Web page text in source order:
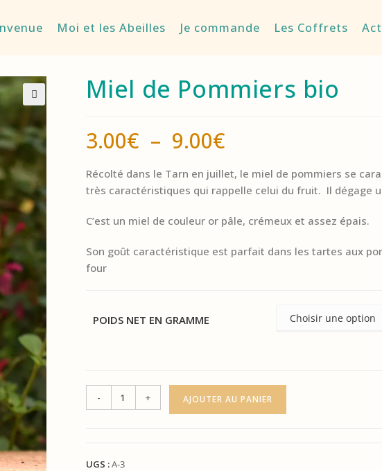
Moi et les Abeilles Je commande Les Coffrets
Miel de Pommiers bio
3.00€ – 9.00€
Récolté dans le Tarn en juillet, le miel de pommiers se
très caractéristiques qui rappelle celui du fruit. Il dégage
C’est un miel de couleur or pâle, crémeux et assez épais.
Son goût caractéristique est parfait dans les tartes aux
four
POIDS NET EN GRAMME
- + AJOUTER AU PANIER
UGS :A-3